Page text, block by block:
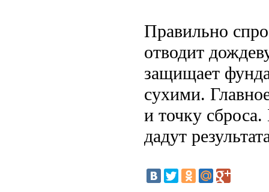
Правильно
отводит
защищает
сухими.
и точку
дадут